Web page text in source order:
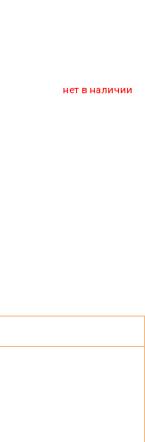
нет в наличии